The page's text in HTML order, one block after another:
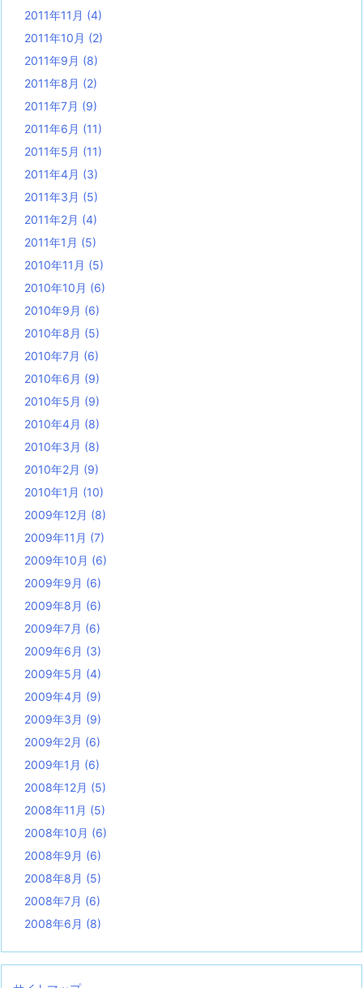
2011年11月 (4)
2011年10月 (2)
2011年9月 (8)
2011年8月 (2)
2011年7月 (9)
2011年6月 (11)
2011年5月 (11)
2011年4月 (3)
2011年3月 (5)
2011年2月 (4)
2011年1月 (5)
2010年11月 (5)
2010年10月 (6)
2010年9月 (6)
2010年8月 (5)
2010年7月 (6)
2010年6月 (9)
2010年5月 (9)
2010年4月 (8)
2010年3月 (8)
2010年2月 (9)
2010年1月 (10)
2009年12月 (8)
2009年11月 (7)
2009年10月 (6)
2009年9月 (6)
2009年8月 (6)
2009年7月 (6)
2009年6月 (3)
2009年5月 (4)
2009年4月 (9)
2009年3月 (9)
2009年2月 (6)
2009年1月 (6)
2008年12月 (5)
2008年11月 (5)
2008年10月 (6)
2008年9月 (6)
2008年8月 (5)
2008年7月 (6)
2008年6月 (8)